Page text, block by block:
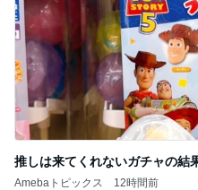
推しは来てくれないガチャの結
Amebaトピックス 12時間前